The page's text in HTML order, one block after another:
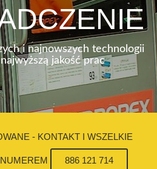
i najnowszych technologii
jakość prac
- KONTAKT I WSZELKIE
886 121 714